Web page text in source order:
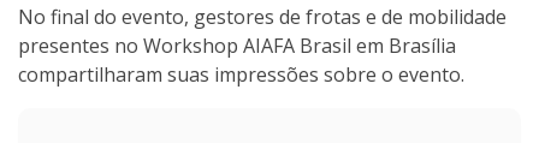
No final do evento, gestores de frotas e de mobilidade
presentes no Workshop AIAFA Brasil em Brasília
compartilharam suas impressões sobre o evento.